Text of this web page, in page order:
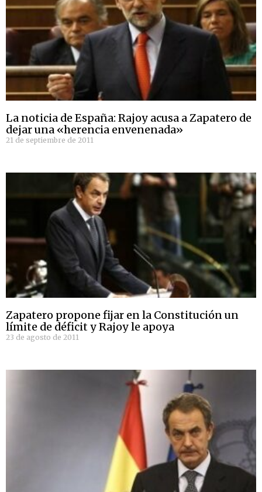
La noticia de España: Rajoy acusa a Zapatero de
dejar una «herencia envenenada»
21 de septiembre de 2011
Zapatero propone fijar en la Constitución un
límite de déficit y Rajoy le apoya
23 de agosto de 2011